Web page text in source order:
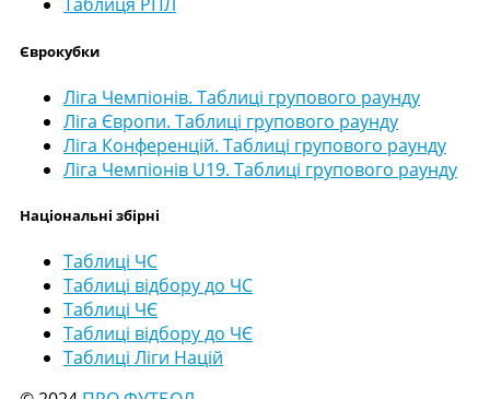
Таблиця РПЛ
Єврокубки
Ліга Чемпіонів. Таблиці групового раунду
Ліга Європи. Таблиці групового раунду
Ліга Конференцій. Таблиці групового раунду
Ліга Чемпіонів U19. Таблиці групового раунду
Національні збірні
Таблиці ЧС
Таблиці відбору до ЧС
Таблиці ЧЄ
Таблиці відбору до ЧЄ
Таблиці Ліги Націй